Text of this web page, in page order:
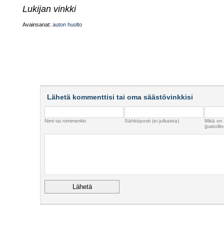
Lukijan vinkki
Avainsanat: auton huolto
Lähetä kommenttisi tai oma säästövinkkisi
Nimi tai nimimerkki Sähköposti (ei julkaista)
Mikä